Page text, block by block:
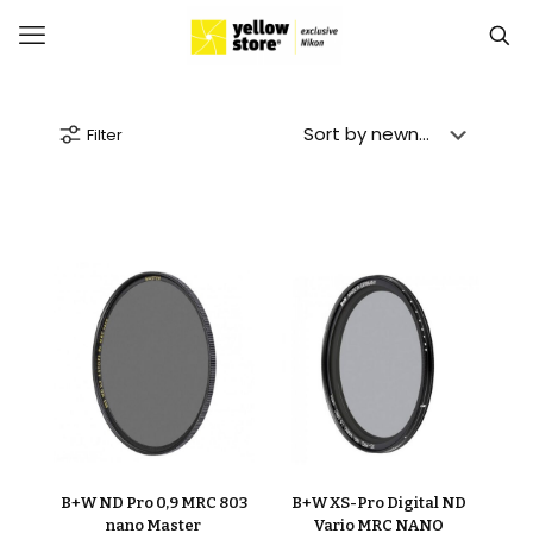
Filter
B+W ND Pro 0,9 MRC 803
nano Master
B+W XS-Pro Digital ND
Vario MRC NANO